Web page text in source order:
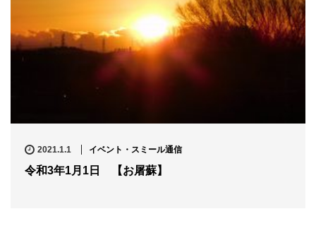
2021.1.1 イベント・スミール通信
令和3年1月1日 【お屠蘇】